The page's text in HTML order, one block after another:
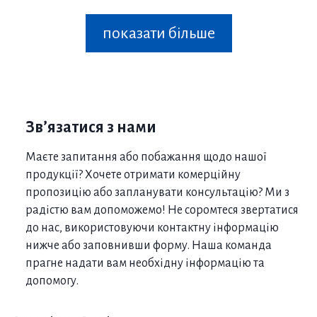
Тераса засклена розсувними
системами
Скління тераси
показати більше
Зв’язатися з нами
Маєте запитання або побажання щодо нашої
продукції? Хочете отримати комерційну
пропозицію або запланувати консультацію? Ми з
радістю вам допоможемо! Не соромтеся звертатися
до нас, використовуючи контактну інформацію
нижче або заповнивши форму. Наша команда
прагне надати вам необхідну інформацію та
допомогу.